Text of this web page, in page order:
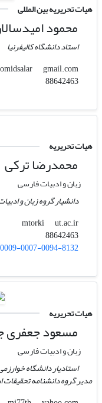
هیات تحریریه بین المللی
محمود
استاد دانشگاه کالیفرنیا
mahmoud.omidsalar
gmail.com
88642463
هیات تحریریه
محمدرضا ترکی
زبان و ادبیات فارسی
دانشیار گروه زبان و
mtorki
ut.ac.ir
88642463
0009-0007-0094-8132
هیات تحریریه
مسعود جعفری
زبان و ادبیات فارسی
استادیار دانشگاه
مدیر گروه دانشنامه